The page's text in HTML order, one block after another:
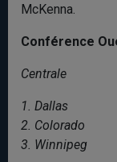
McKenna.
Conférence
Centrale
1. Dallas
2. Colorado
3. Winnipeg